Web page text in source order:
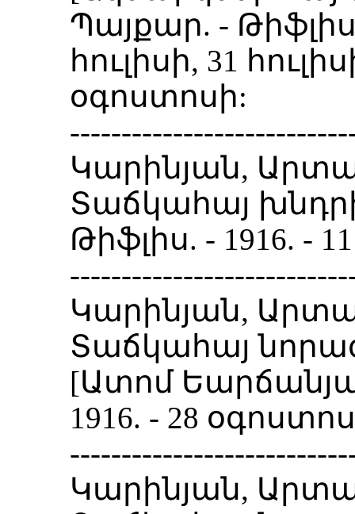
Պայքար. - Թիֆլիս.
հուլիսի, 31
օգոստոսի:
Կարինյան,
Տաճկահայ
Թիֆլիս. - 1916. -
Կարինյան,
Տաճկահայ
[Ատոմ
1916. - 28
Կարինյան,